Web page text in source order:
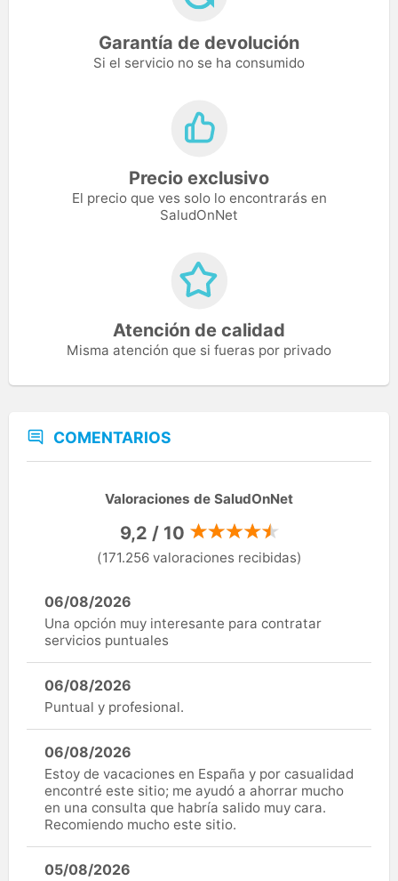
Garantía de devolución
Si el servicio no se ha consumido
Precio exclusivo
El precio que ves solo lo encontrarás en
SaludOnNet
Atención de calidad
Misma atención que si fueras por privado
COMENTARIOS
Valoraciones de SaludOnNet
9,2 / 10
(171.256 valoraciones recibidas)
06/08/2026
Una opción muy interesante para contratar
servicios puntuales
06/08/2026
Puntual y profesional.
06/08/2026
Estoy de vacaciones en España y por casualidad
encontré este sitio; me ayudó a ahorrar mucho
en una consulta que habría salido muy cara.
Recomiendo mucho este sitio.
05/08/2026